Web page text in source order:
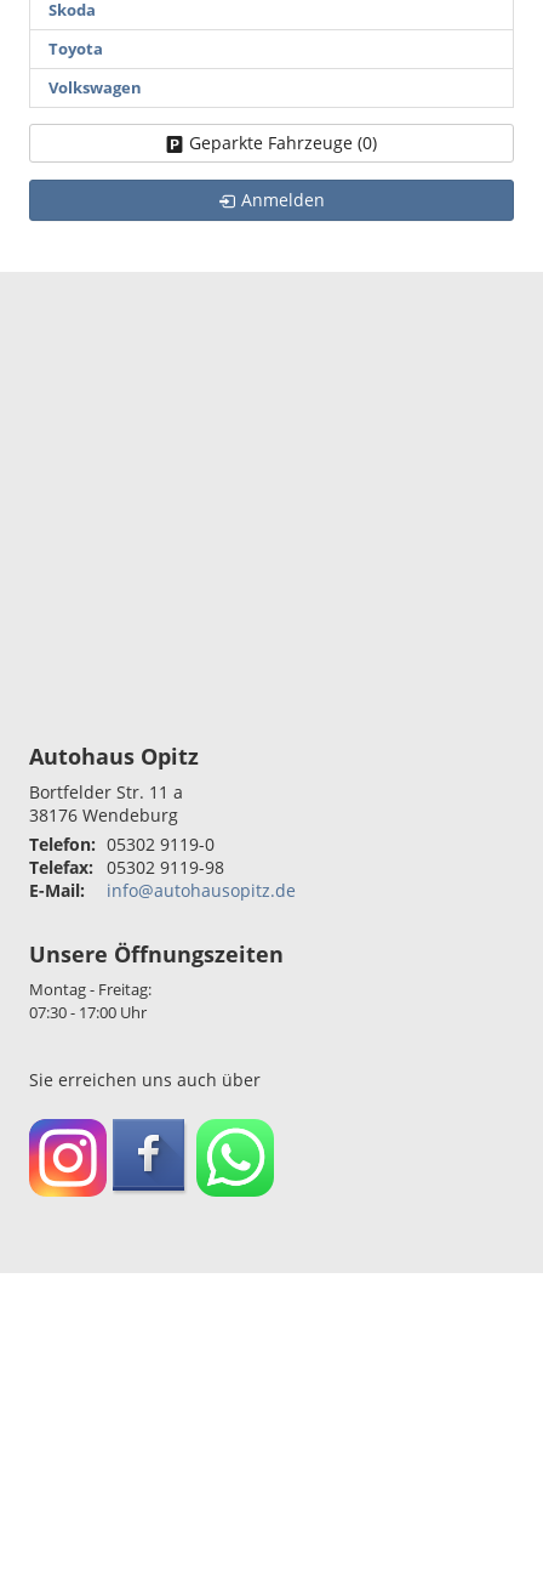
Skoda
Toyota
Volkswagen
Geparkte Fahrzeuge (0)
Anmelden
Autohaus Opitz
Bortfelder Str. 11 a
38176 Wendeburg
Telefon: 05302 9119-0
Telefax:
05302 9119-98
E-Mail:
info@autohausopitz.de
Unsere Öffnungszeiten
Montag - Freitag:
07:30 - 17:00 Uhr
Sie erreichen uns auch über